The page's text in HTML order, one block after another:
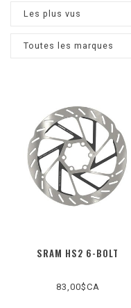
Les plus vus
Toutes les marques
SRAM HS2 6-BOLT
83,00$CA